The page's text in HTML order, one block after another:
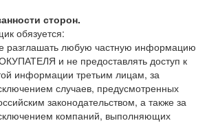
сторон.
обязуется:
разглашать любую частную информацию
и не предоставлять доступ к
информации третьим лицам, за
случаев, предусмотренных
законодательством, а также за
компаний, выполняющих